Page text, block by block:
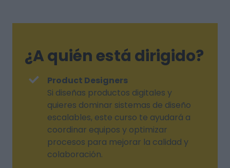
¿A quién está dirigido?
Product Designers
Si diseñas productos digitales y
quieres dominar sistemas de diseño
escalables, este curso te ayudará a
coordinar equipos y optimizar
procesos para mejorar la calidad y
colaboración.